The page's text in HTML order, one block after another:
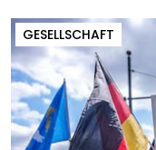
GESELLSCHAFT